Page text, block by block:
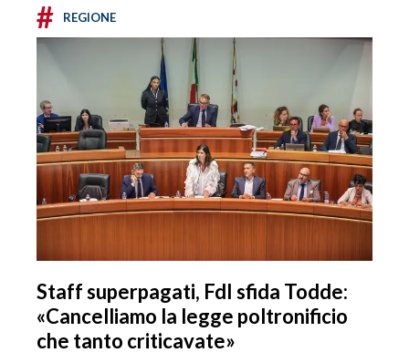
# REGIONE
Staff superpagati, FdI sfida Todde:
«Cancelliamo la legge poltronificio
che tanto criticavate»